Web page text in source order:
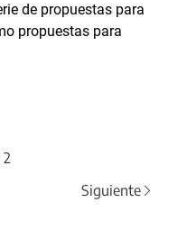
de propuestas para
propuestas para
2
Siguiente